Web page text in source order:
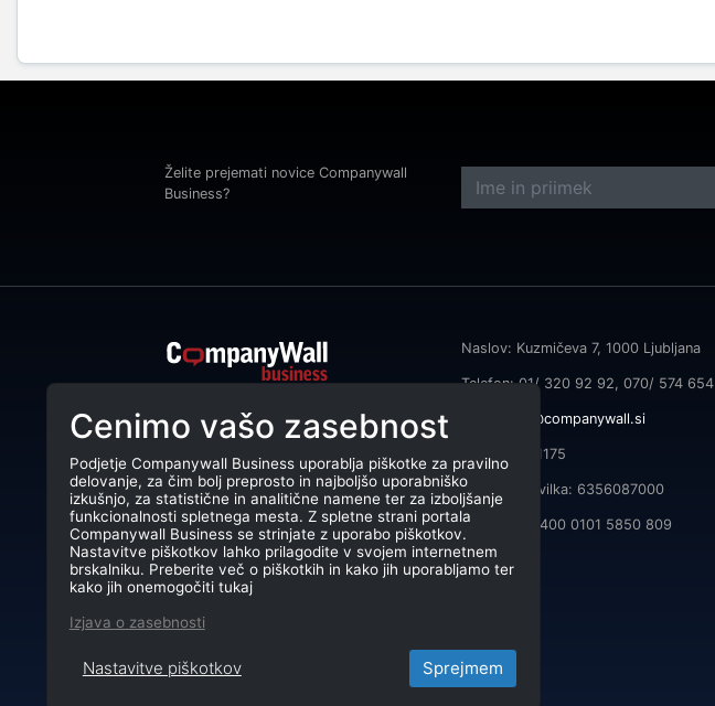
Želite prejemati novice Companywall
Business?
podjetjem pomaga izboljšati
poslovanje z iskanjem in povezovanjem
strank.
CompanyWall Business © 2026
Naslov: Kuzmičeva 7, 1000 Ljubljana
Telefon: 01/ 320 92 92, 070/ 574 654
info@companywall.si
DŠ: SI55591175
Matična številka: 6356087000
TRR: SI56 3400 0101 5850 809
Cenimo vašo zasebnost
Podjetje Companywall Business uporablja piškotke za pravilno
delovanje, za čim bolj preprosto in najboljšo uporabniško
izkušnjo, za statistične in analitične namene ter za izboljšanje
funkcionalnosti spletnega mesta. Z spletne strani portala
Companywall Business se strinjate z uporabo piškotkov.
Nastavitve piškotkov lahko prilagodite v svojem internetnem
brskalniku. Preberite več o piškotkih in kako jih uporabljamo ter
kako jih onemogočiti tukaj
Izjava o zasebnosti
Nastavitve piškotkov Sprejmem